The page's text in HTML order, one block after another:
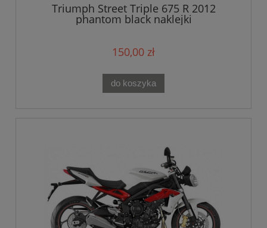
Triumph Street Triple 675 R 2012
phantom black naklejki
150,00 zł
do koszyka